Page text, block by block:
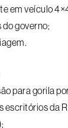
em veículo
do governo;
para gorila
escritórios da